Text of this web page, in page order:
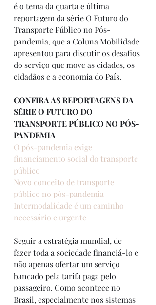
é o tema da quarta e última
reportagem da série O Futuro do
Transporte Público no Pós-
pandemia, que a Coluna Mobilidade
apresentou para discutir os desafios
do serviço que move as cidades, os
cidadãos e a economia do País.
CONFIRA AS REPORTAGENS DA
SÉRIE O FUTURO DO
TRANSPORTE PÚBLICO NO PÓS-
PANDEMIA
O pós-pandemia exige
financiamento social do transporte
público
Novo conceito de transporte
público no pós-pandemia
Intermodalidade é um caminho
necessário e urgente
Seguir a estratégia mundial, de
fazer toda a sociedade financiá-lo e
não apenas ofertar um serviço
bancado pela tarifa paga pelo
passageiro. Como acontece no
Brasil, especialmente nos sistemas